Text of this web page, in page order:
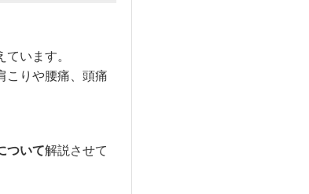
います。
こりや腰痛、頭痛
ついて解説させて